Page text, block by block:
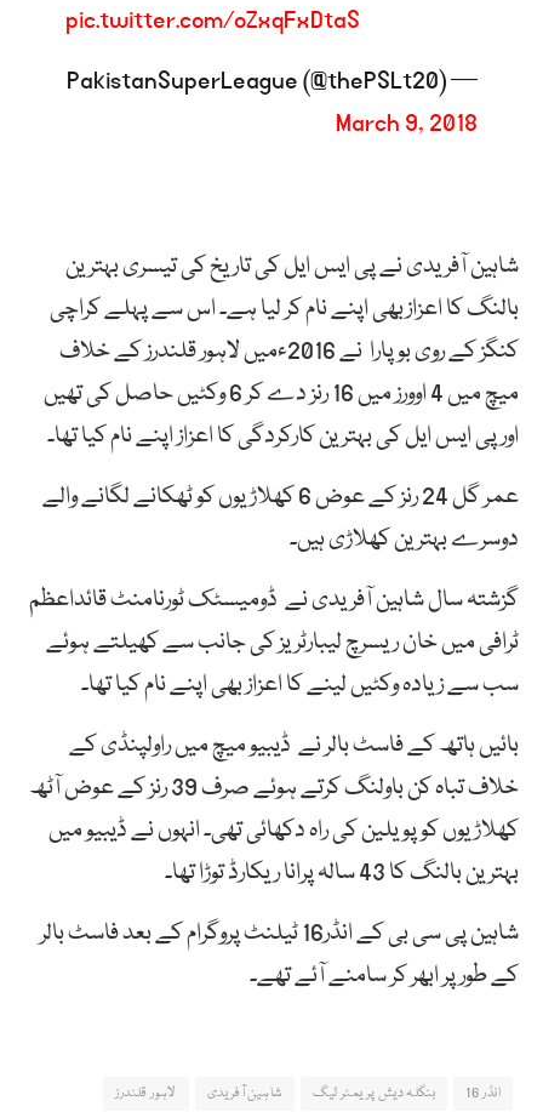
pic.twitter.com/oZxqFxDtaS
— PakistanSuperLeague (@thePSLt20)
March 9, 2018
شاہین آفریدی نے پی ایس ایل کی تاریخ کی تیسری بہترین
بالنگ کا اعزازبھی اپنے نام کر لیا ہے۔ اس سے پہلے کراچی
کنگز کے روی بوپارا نے 2016ءمیں لاہور قلندرز کے خلاف
میچ میں 4 اوورز میں 16 رنز دے کر 6 وکٹیں حاصل کی تھیں
اور پی ایس ایل کی بہترین کارکردگی کا اعزاز اپنے نام کیا تھا۔
عمر گل 24 رنز کے عوض 6 کھلاڑیوں کو ٹھکانے لگانے والے
دوسرے بہترین کھلاڑی ہیں۔
گزشتہ سال شاہین آفریدی نے ڈومیسٹک ٹورنامنٹ قائداعظم
ٹرافی میں خان ریسرچ لیبارٹریز کی جانب سے کھیلتے ہوئے
سب سے زیادہ وکٹیں لینے کا اعزاز بھی اپنے نام کیا تھا۔
بائیں ہاتھ کے فاسٹ بالر نے ڈیبیو میچ میں راولپنڈی کے
خلاف تباہ کن باولنگ کرتے ہوئے صرف 39 رنز کے عوض آٹھ
کھلاڑیوں کو پویلین کی راہ دکھائی تھی۔ انہوں نے ڈیبیو میں
بہترین بالنگ کا 43 سالہ پرانا ریکارڈ توڑا تھا۔
شاہین پی سی بی کے انڈر16 ٹیلنٹ پروگرام کے بعد فاسٹ بالر
کے طور پر ابھر کر سامنے آئے تھے۔
انڈر 16 بنگلہ دیش پریمئر لیگ شاہین آفریدی لاہور قلندرز